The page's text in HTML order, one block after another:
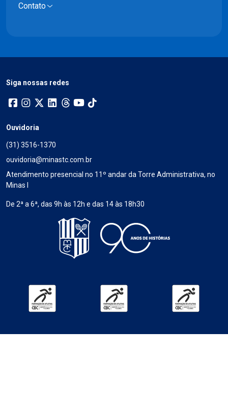
Contato
Siga nossas redes
Ouvidoria
(31) 3516-1370
ouvidoria@minastc.com.br
Atendimento presencial no 11º andar da Torre Administrativa, no
Minas I
De 2ª a 6ª, das 9h às 12h e das 14 às 18h30